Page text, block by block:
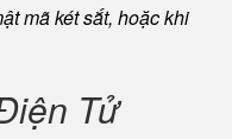
mã két sắt, hoặc khi
Tử